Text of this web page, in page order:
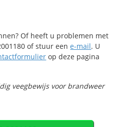
Of heeft u problemen met
of stuur eene-mail. U
op deze pagina
veegbewijs voor brandweer